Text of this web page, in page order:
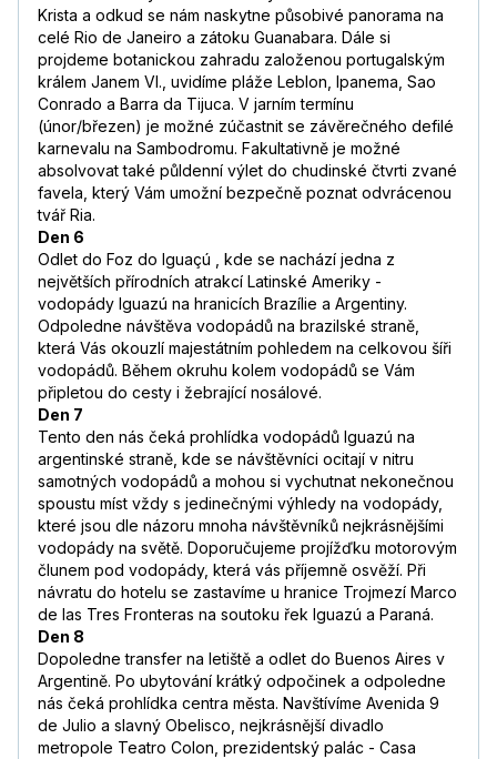
Krista a odkud se nám naskytne působivé panorama na
celé Rio de Janeiro a zátoku Guanabara. Dále si
projdeme botanickou zahradu založenou portugalským
králem Janem VI., uvidíme pláže Leblon, Ipanema, Sao
Conrado a Barra da Tijuca. V jarním termínu
(únor/březen) je možné zúčastnit se závěrečného defilé
karnevalu na Sambodromu. Fakultativně je možné
absolvovat také půldenní výlet do chudinské čtvrti zvané
favela, který Vám umožní bezpečně poznat odvrácenou
tvář Ria.
Den 6
Odlet do Foz do Iguaçú , kde se nachází jedna z
největších přírodních atrakcí Latinské Ameriky -
vodopády Iguazú na hranicích Brazílie a Argentiny.
Odpoledne návštěva vodopádů na brazilské straně,
která Vás okouzlí majestátním pohledem na celkovou šíři
vodopádů. Během okruhu kolem vodopádů se Vám
připletou do cesty i žebrající nosálové.
Den 7
Tento den nás čeká prohlídka vodopádů Iguazú na
argentinské straně, kde se návštěvníci ocitají v nitru
samotných vodopádů a mohou si vychutnat nekonečnou
spoustu míst vždy s jedinečnými výhledy na vodopády,
které jsou dle názoru mnoha návštěvníků nejkrásnějšími
vodopády na světě. Doporučujeme projížďku motorovým
člunem pod vodopády, která vás příjemně osvěží. Při
návratu do hotelu se zastavíme u hranice Trojmezí Marco
de las Tres Fronteras na soutoku řek Iguazú a Paraná.
Den 8
Dopoledne transfer na letiště a odlet do Buenos Aires v
Argentině. Po ubytování krátký odpočinek a odpoledne
nás čeká prohlídka centra města. Navštívíme Avenida 9
de Julio a slavný Obelisco, nejkrásnější divadlo
metropole Teatro Colon, prezidentský palác - Casa